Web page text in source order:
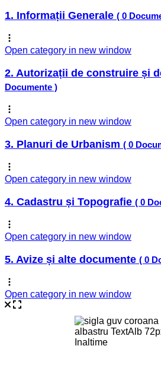
1. Informații Generale ( 0
Open category in new window
2. Autorizații de construire și
Documente )
Open category in new window
3. Planuri de Urbanism ( 0
Open category in new window
4. Cadastru și Topografie ( 0
Open category in new window
5. Avize și alte documente ( 0
Open category in new window